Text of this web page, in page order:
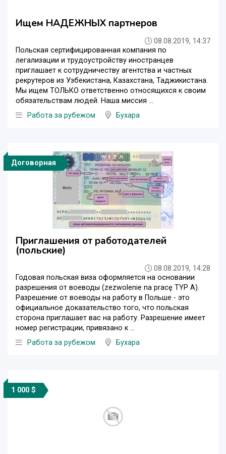
Ищем НАДЕЖНЫХ партнеров
08.08.2019, 14:37
Польская сертифицированная компания по
легализации и трудоустройству иностранцев
приглашает к сотрудничеству агентства и частных
рекрутеров из Узбекистана, Казахстана, Таджикистана.
Мы ищем ТОЛЬКО ответственно относящихся к своим
обязательствам людей. Наша миссия ...
Работа за рубежом
Бухара
Договорная
Приглашения от работодателей
(польские)
08.08.2019, 14:28
Годовая польская виза оформляется на основании
разрешения от воеводы (zezwolenie na pracę TYP A).
Разрешение от воеводы на работу в Польше - это
официальное доказательство того, что польская
сторона приглашает вас на работу. Разрешение имеет
номер регистрации, привязано к ...
Работа за рубежом
Бухара
1 000 $